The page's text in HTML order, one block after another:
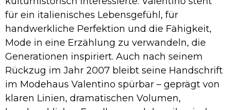
für ein italienisches Lebensgefühl, für
handwerkliche Perfektion und die Fähigkeit,
Mode in eine Erzählung zu verwandeln, die
Generationen inspiriert. Auch nach seinem
Rückzug im Jahr 2007 bleibt seine Handschrift
im Modehaus Valentino spürbar – geprägt von
klaren Linien, dramatischen Volumen,